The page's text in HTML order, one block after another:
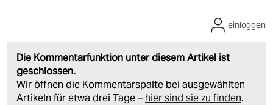
Die Kommentarfunktion unter diesem Artikel ist
geschlossen.
Wir öffnen die Kommentarspalte bei ausgewählten
Artikeln für etwa drei Tage – hier sind sie zu finden.
einloggen